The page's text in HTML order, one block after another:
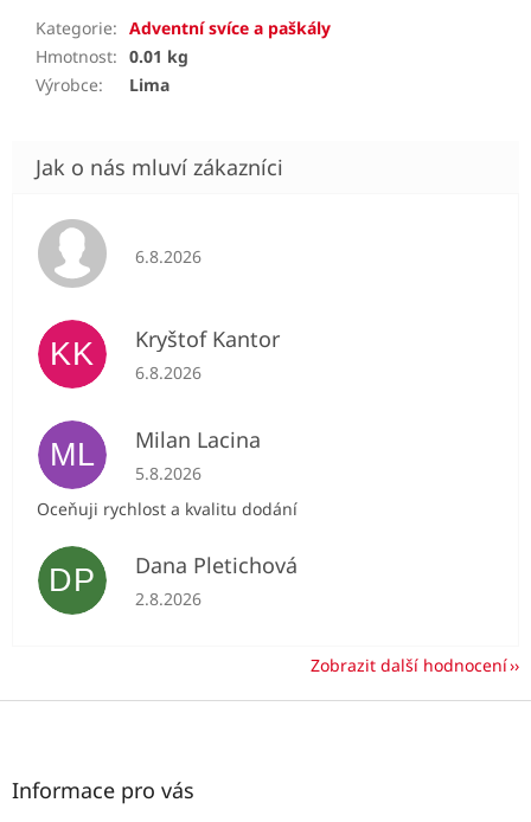
Kategorie: Adventní svíce a paškály
Hmotnost: 0.01 kg
Výrobce: Lima
Hodnocení obchodu je 5 z 5 hvězdiček.
6.8.2026
KK Kryštof Kantor
Hodnocení obchodu je 5 z 5 hvězdiček.
6.8.2026
ML Milan Lacina
Hodnocení obchodu je 5 z 5 hvězdiček.
5.8.2026
Oceňuji rychlost a kvalitu dodání
DP Dana Pletichová
Hodnocení obchodu je 5 z 5 hvězdiček.
2.8.2026
Zobrazit další hodnocení
Z
Informace pro vás